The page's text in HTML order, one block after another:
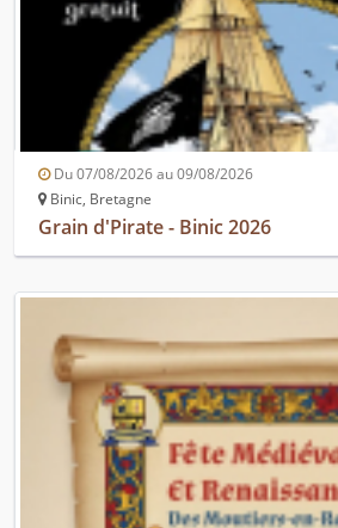
Du 07/08/2026 au 09/08/2026
Binic, Bretagne
Grain d'Pirate - Binic 2026